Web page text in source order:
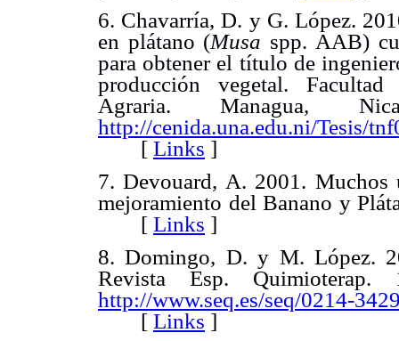
6. Chavarría, D. y G. López.
en plátano (Musa spp. AAB)
para obtener el título de
producción vegetal.
Agraria. Managua,
http://cenida.una.edu.ni/Tesis/
[ Links ]
7. Devouard, A. 2001.
mejoramiento del Banano y
[ Links ]
8. Domingo, D. y M. López.
Revista Esp. Quimioterap.
http://www.seq.es/seq/0214-
[ Links ]